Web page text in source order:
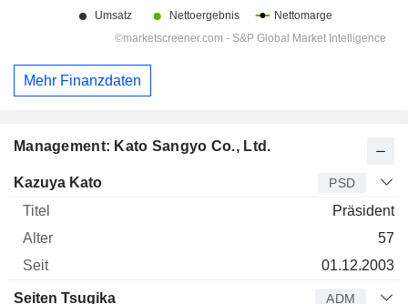
Management: Kato Sangyo Co., Ltd.
Manager Titel
Kazuya Kato PSD
Präsident
57
01.12.2003
Seiten Tsugika ADM
Mehr Finanzdaten